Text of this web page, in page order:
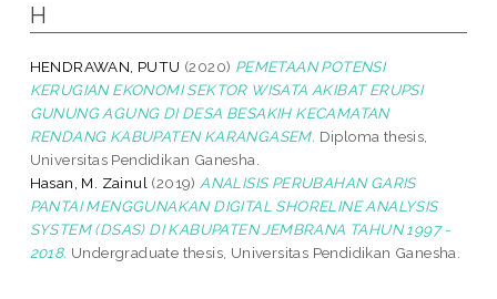
H
HENDRAWAN, PUTU (2020) PEMETAAN POTENSI
KERUGIAN EKONOMI SEKTOR WISATA AKIBAT ERUPSI
GUNUNG AGUNG DI DESA BESAKIH KECAMATAN
RENDANG KABUPATEN KARANGASEM. Diploma thesis,
Universitas Pendidikan Ganesha.
Hasan, M. Zainul (2019) ANALISIS PERUBAHAN GARIS
PANTAI MENGGUNAKAN DIGITAL SHORELINE ANALYSIS
SYSTEM (DSAS) DI KABUPATEN JEMBRANA TAHUN 1997 -
2018. Undergraduate thesis, Universitas Pendidikan Ganesha.